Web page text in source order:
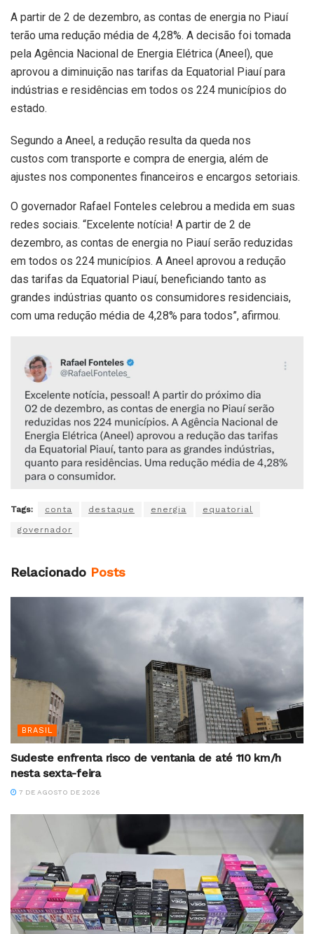
A partir de 2 de dezembro, as contas de energia no Piauí
terão uma redução média de 4,28%. A decisão foi tomada
pela Agência Nacional de Energia Elétrica (Aneel), que
aprovou a diminuição nas tarifas da Equatorial Piauí para
indústrias e residências em todos os 224 municípios do
estado.
Segundo a Aneel, a redução resulta da queda nos
custos com transporte e compra de energia, além de
ajustes nos componentes financeiros e encargos setoriais.
O governador Rafael Fonteles celebrou a medida em suas
redes sociais. “Excelente notícia! A partir de 2 de
dezembro, as contas de energia no Piauí serão reduzidas
em todos os 224 municípios. A Aneel aprovou a redução
das tarifas da Equatorial Piauí, beneficiando tanto as
grandes indústrias quanto os consumidores residenciais,
com uma redução média de 4,28% para todos”, afirmou.
Tags: conta destaque energia equatorial
governador
Relacionado Posts
BRASIL
Sudeste enfrenta risco de ventania de até 110 km/h
nesta sexta-feira
7 DE AGOSTO DE 2026